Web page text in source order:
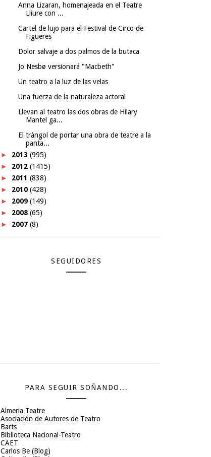
Anna Lizaran, homenajeada en el Teatre
Lliure con ...
Cartel de lujo para el Festival de Circo de
Figueres
Dolor salvaje a dos palmos de la butaca
Jo Nesbø versionará "Macbeth"
Un teatro a la luz de las velas
Una fuerza de la naturaleza actoral
Llevan al teatro las dos obras de Hilary
Mantel ga...
El tràngol de portar una obra de teatre a la
panta...
► 2013 (995)
► 2012 (1415)
► 2011 (838)
► 2010 (428)
► 2009 (149)
► 2008 (65)
► 2007 (8)
SEGUIDORES
PARA SEGUIR SOÑANDO...
Almeria Teatre
Asociación de Autores de Teatro
Barts
Biblioteca Nacional-Teatro
CAET
Carlos Be (Blog)